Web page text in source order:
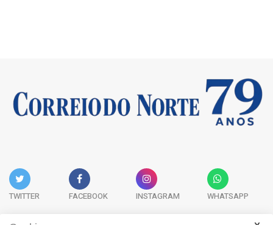
TWITTER FACEBOOK INSTAGRAM WHATSAPP